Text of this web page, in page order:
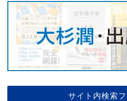
サイト内検索